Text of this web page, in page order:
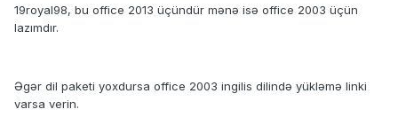
19royal98, bu office 2013 üçündür mənə isə office 2003 üçün
lazımdır.
Əgər dil paketi yoxdursa office 2003 ingilis dilində yükləmə linki
varsa verin.